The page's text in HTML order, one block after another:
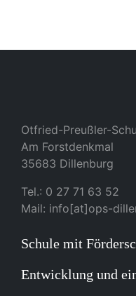
Otfried-Preußler-
Am Forstdenkmal
35683 Dillenburg
Tel.: 0 27 71 63 52
Mail: info[at]ops-
Schule mit
Entwicklung und